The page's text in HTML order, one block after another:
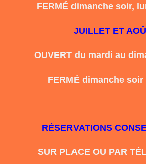
FERMÉ dimanche soir,
JUILLET ET
OUVERT du mardi au
FERMÉ dimanche soir
RÉSERVATIONS
SUR PLACE OU PAR